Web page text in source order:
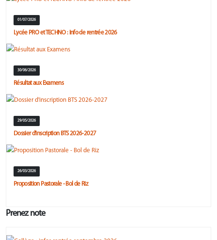
01/07/2026
Lycée PRO et TECHNO : Info de rentrée 2026
30/06/2026
Résultat aux Examens
29/05/2026
Dossier d'inscription BTS 2026-2027
26/03/2026
Proposition Pastorale - Bol de Riz
Prenez note